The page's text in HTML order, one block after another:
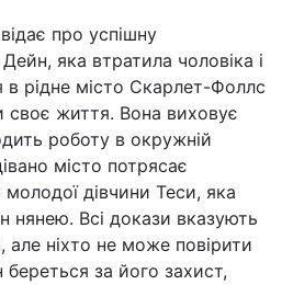
про успішну
яка втратила чоловіка і
в рідне місто Скарлет-Фоллс
своє життя. Вона виховує
роботу в окружній
місто потрясає
дівчини Теси, яка
нянею. Всі докази вказують
але ніхто не може повірити
за його захист,